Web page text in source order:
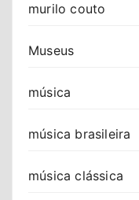
murilo couto
Museus
música
música brasileira
música clássica